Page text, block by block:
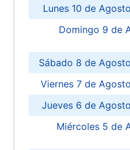
Lunes 10 de
Domingo 9 de
Sábado 8 de
Viernes 7 de
Jueves 6 de
Miércoles 5 de